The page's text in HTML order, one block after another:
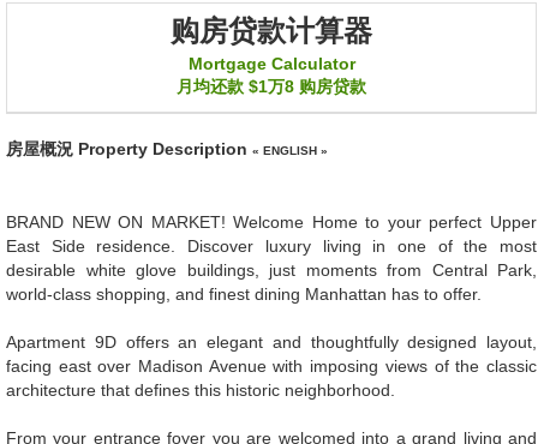
购房贷款计算器
Mortgage Calculator
月均还款 $1万8 购房贷款
房屋概況 Property Description « ENGLISH »
BRAND NEW ON MARKET! Welcome Home to your perfect Upper
East Side residence. Discover luxury living in one of the most
desirable white glove buildings, just moments from Central Park,
world-class shopping, and finest dining Manhattan has to offer.
Apartment 9D offers an elegant and thoughtfully designed layout,
facing east over Madison Avenue with imposing views of the classic
architecture that defines this historic neighborhood.
From your entrance foyer you are welcomed into a grand living and